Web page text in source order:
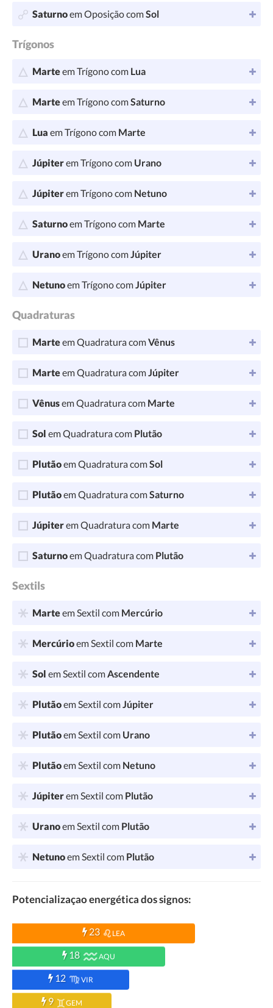
Saturnoem Oposição comSol
Trígonos
Marteem Trígono com Lua
Marteem Trígono comSaturno
Lua em Trígono com Marte
Júpiterem Trígono com Urano
Júpiterem Trígono com Netuno
Saturnoem Trígono com Marte
Uranoem Trígono comJúpiter
Netunoem Trígono comJúpiter
Quadraturas
Marteem Quadratura comVênus
Marteem Quadratura comJúpiter
Vênusem Quadratura com Marte
Sol em Quadratura com Plutão
Plutãoem Quadratura comSol
Plutãoem Quadratura comSaturno
Júpiterem Quadratura com Marte
Saturnoem Quadratura com Plutão
Sextils
Marteem Sextil com Mercúrio
Mercúrioem Sextil com Marte
Sol em Sextil comAscendente
Plutãoem Sextil comJúpiter
Plutãoem Sextil com Urano
Plutãoem Sextil com Netuno
Júpiterem Sextil com Plutão
Uranoem Sextil com Plutão
Netunoem Sextil com Plutão
Potencializaçao energética dos signos:
23 LEA
18 AQU
12 VIR
9 GEM